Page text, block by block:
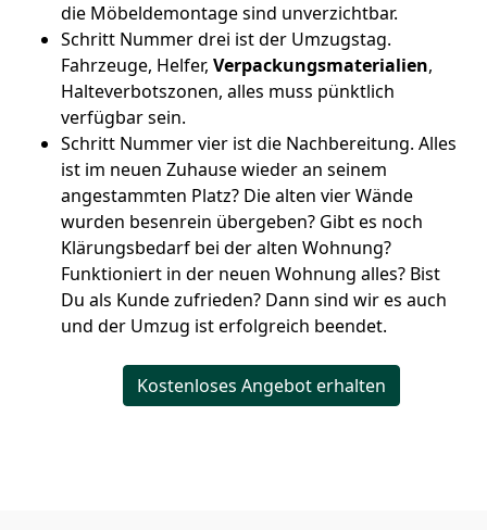
die Möbeldemontage sind unverzichtbar.
Schritt Nummer drei ist der Umzugstag.
Fahrzeuge, Helfer, Verpackungsmaterialien,
Halteverbotszonen, alles muss pünktlich
verfügbar sein.
Schritt Nummer vier ist die Nachbereitung. Alles
ist im neuen Zuhause wieder an seinem
angestammten Platz? Die alten vier Wände
wurden besenrein übergeben? Gibt es noch
Klärungsbedarf bei der alten Wohnung?
Funktioniert in der neuen Wohnung alles? Bist
Du als Kunde zufrieden? Dann sind wir es auch
und der Umzug ist erfolgreich beendet.
Kostenloses Angebot erhalten